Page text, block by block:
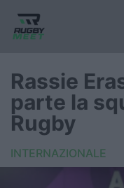
Nazionale
Nazionali
Rugby Sevens
Rassie
parte la
Rugby
INTERNAZIONALE